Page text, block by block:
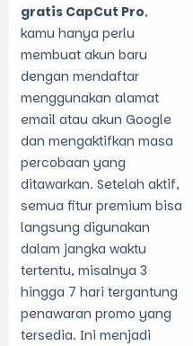
gratis CapCut Pro,
kamu hanya perlu
membuat akun baru
dengan mendaftar
menggunakan alamat
email atau akun Google
dan mengaktifkan masa
percobaan yang
ditawarkan. Setelah aktif,
semua fitur premium bisa
langsung digunakan
dalam jangka waktu
tertentu, misalnya 3
hingga 7 hari tergantung
penawaran promo yang
tersedia. Ini menjadi